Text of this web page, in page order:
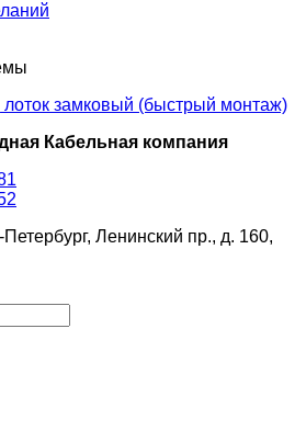
замковый (быстрый монтаж)
Кабельная компания
Ленинский пр., д. 160,